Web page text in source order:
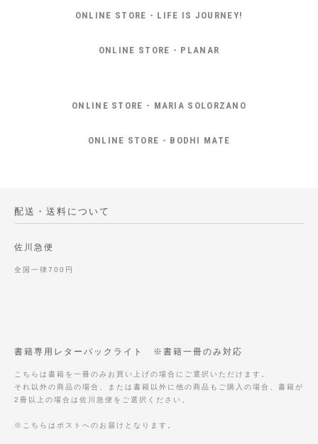
ONLINE STORE - LIFE IS JOURNEY!
ONLINE STORE - PLANAR
ONLINE STORE - MARIA SOLORZANO
ONLINE STORE - BODHI MATE
配送・送料について
佐川急便
全国一律700円
書籍専用レターパックライト ※書籍一冊のみ対応
こちらは書籍を一冊のみお買い上げの場合にご選択いただけます。
それ以外の商品の場合、または書籍以外に他の商品もご購入の場合、書籍が
2冊以上の場合は佐川急便をご選択ください。
※こちらはポストへのお届けとなります。